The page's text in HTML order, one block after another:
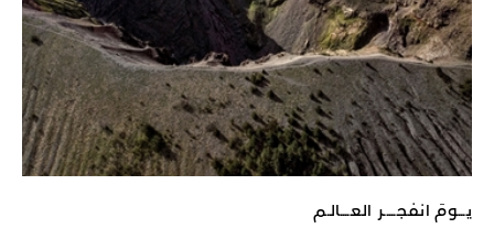
يـــومَ انفجـــــر العــــالـم